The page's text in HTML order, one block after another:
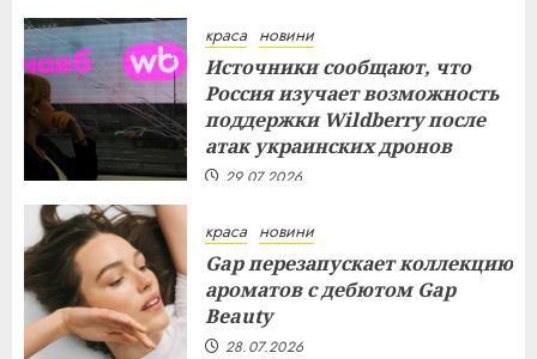
краса новини
Источники сообщают, что
Россия изучает возможность
поддержки Wildberry после
атак украинских дронов
29.07.2026
краса новини
Gap перезапускает коллекцию
ароматов с дебютом Gap
Beauty
28.07.2026